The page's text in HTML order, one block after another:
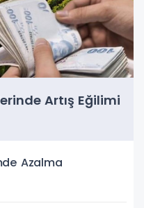
Artış Eğilimi
Azalma